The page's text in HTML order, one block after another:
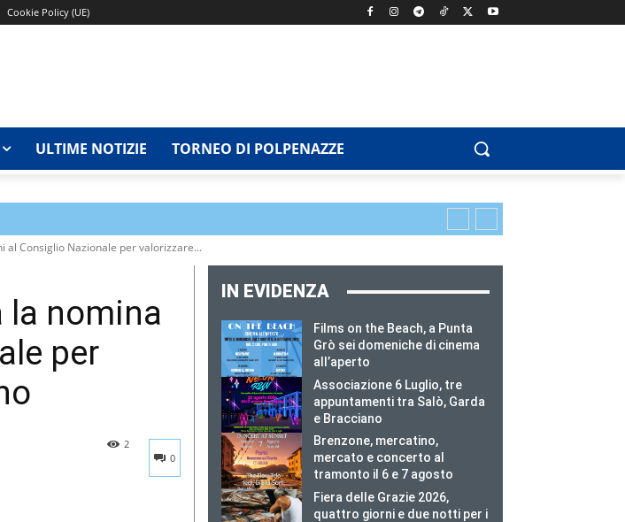
Cookie Policy (UE)
ULTIME NOTIZIE TORNEO DI POLPENAZZE
al Consiglio Nazionale per valorizzare...
la nomina
per
0
2
IN EVIDENZA
Films on the Beach, a Punta
Grò sei domeniche di cinema
all’aperto
Associazione 6 Luglio, tre
appuntamenti tra Salò, Garda
e Bracciano
Brenzone, mercatino,
mercato e concerto al
tramonto il 6 e 7 agosto
Fiera delle Grazie 2026,
quattro giorni e due notti per i